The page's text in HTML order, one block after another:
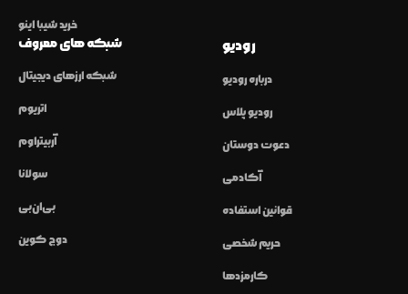
خرید شیبا اینو
شبکه های معروف
شبکه ارزهای دیجیتال
اتریوم
آربیتراوم
سولانا
بی‌ان‌بی
دوج کوین
رودیو
درباره رودیو
رودیو پلاس
دعوت دوستان
آکادمی
قوانین استفاده
حریم شخصی
کارمزدها